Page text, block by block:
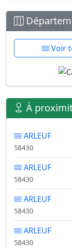
Voir
À
ARLEUF
58430
ARLEUF
58430
ARLEUF
58430
ARLEUF
58430